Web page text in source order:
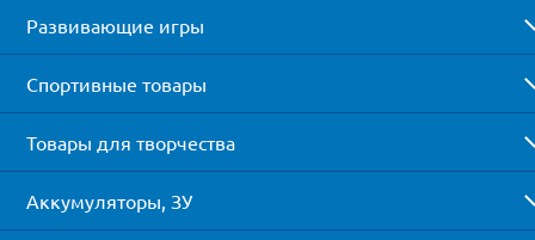
Развивающие игры
Спортивные товары
Товары для творчества
Аккумуляторы, ЗУ